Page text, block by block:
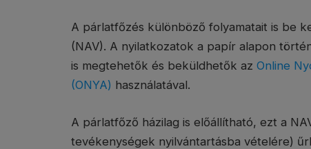
A párlatfőzés különböző folyamatait is be
(NAV). A nyilatkozatok a papír alapon
is megtehetők és beküldhetők az Online
(ONYA) használatával.
A párlatfőző házilag is előállítható, ezt a
tevékenységek nyilvántartásba vételére)